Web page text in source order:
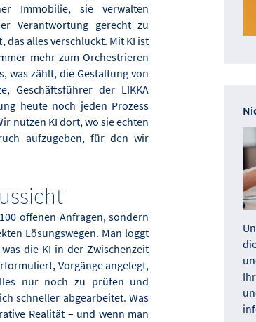
Immobilie, sie verwalten
Verantwortung gerecht zu
das alles verschluckt. Mit KI ist
mehr zum Orchestrieren
was zählt, die Gestaltung von
Geschäftsführer der LIKKA
heute noch jeden Prozess
nutzen KI dort, wo sie echten
aufzugeben, für den wir
offenen Anfragen, sondern
Lösungswegen. Man loggt
die KI in der Zwischenzeit
Vorgänge angelegt,
nur noch zu prüfen und
schneller abgearbeitet. Was
Realität – und wenn man